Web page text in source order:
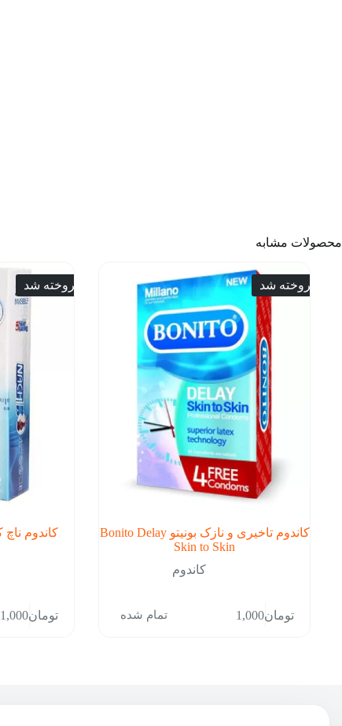
محصولات مشابه
فروخته شد
کاندوم تاخیری و نازک بونیتو Bonito Delay
Skin to Skin
کاندوم
تومان1,000 تمام شده
فروخته شد
تومان1,000